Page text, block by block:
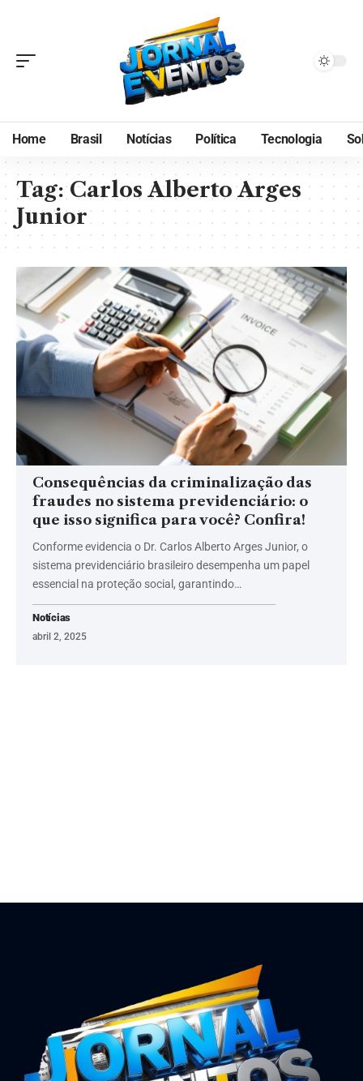
Home Brasil Notícias Política Tecnologia
Tag:Carlos Alberto Arges
Junior
Consequências da criminalização das
fraudes no sistema previdenciário: o
que isso significa para você? Confira!
Conforme evidencia o Dr. Carlos Alberto Arges Junior, o
sistema previdenciário brasileiro desempenha um papel
essencial na proteção social, garantindo…
Notícias
abril 2, 2025